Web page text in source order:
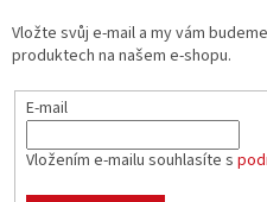
Vložte svůj e-mail a my vám
produktech na našem e-shopu.
E-mail
Vložením e-mailu souhlasíte s